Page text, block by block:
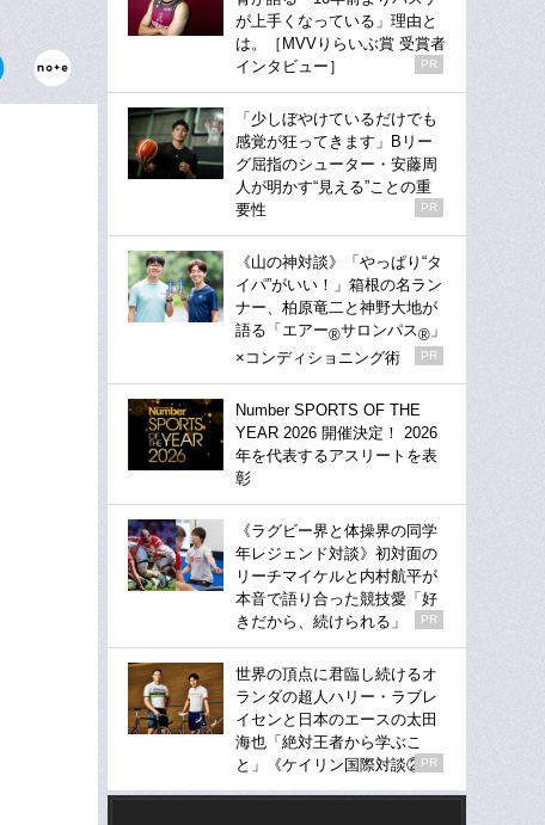
が上手くなっている」理由と
は。［MVVりらいぶ賞 受賞者
インタビュー］
PR
「少しぼやけているだけでも
感覚が狂ってきます」Bリー
グ屈指のシューター・安藤周
人が明かす“見える”ことの重
要性
PR
《山の神対談》「やっぱり“タ
イパ”がいい！」箱根の名ラン
ナー、柏原竜二と神野大地が
語る「エアー®サロンパス® 」
×コンディショニング術
PR
Number SPORTS OF THE
YEAR 2026 開催決定！ 2026
年を代表するアスリートを表
彰
《ラグビー界と体操界の同学
年レジェンド対談》初対面の
リーチマイケルと内村航平が
本音で語り合った競技愛「好
きだから、続けられる」
PR
世界の頂点に君臨し続けるオ
ランダの超人ハリー・ラブレ
イセンと日本のエースの太田
海也「絶対王者から学ぶこ
と」《ケイリン国際対談②》
PR